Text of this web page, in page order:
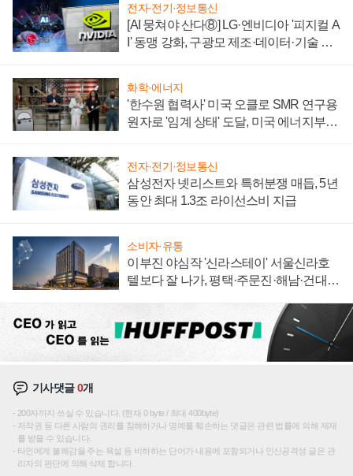
전자·전기·정보통신
[AI 뭉쳐야 산다⑧] LG·엔비디아 '피지컬 A
I' 동맹 강화, 구광모 제조·데이터·기술 결
화학·에너지
'한수원 협력사' 미국 오클로 SMR 연구용
원자로 '임계 상태' 도달, 미국 에너지부
전자·전기·정보통신
삼성전자 넷리스트와 특허분쟁 매듭, 5년
동안 최대 1.3조 라이선스비 지급
소비자·유통
이부진 야심작 '신라스테이' 서울신라호
텔보다 잘 나가, 평택·주문진·해남·건대로
기사댓글0개
200자까지 쓰실 수 있습니다. (현재 0 byte / 최대 400byte)
저작권 등 다른 사람의 권리를 침해하거나 명예를 훼손하는 댓글은 관련 법률에 의해 제재
를 받을 수 있습니다.
타인에게 불쾌감을 주는 욕설 등 비하하는 단어가 내용에 포함되거나 인신공격성 글은 관
리자의 판단에 의해 삭제 합니다.